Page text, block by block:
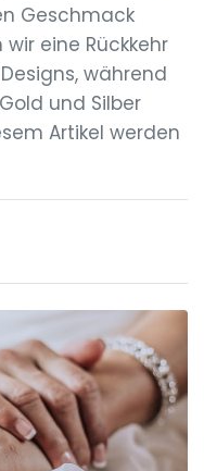
Geschmack
eine Rückkehr
während
und Silber
Artikel werden